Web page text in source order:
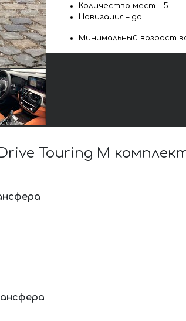
Количество мест – 5
Навигация – да
Минимальный возраст
Touring M